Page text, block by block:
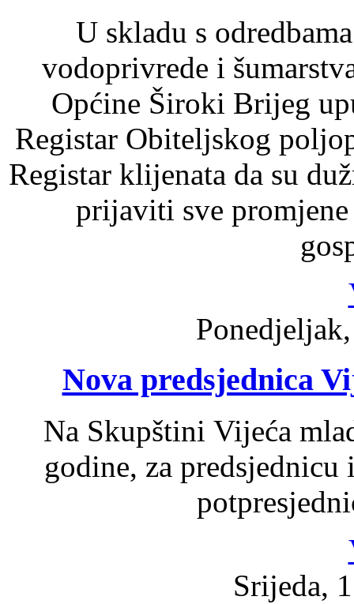
U skladu s
vodoprivrede i
Općine Široki Brijeg
Registar Obiteljskog
Registar klijenata da su
prijaviti sve
Nova predsjednica
Na Skupštini Vijeća
godine, za predsjednicu
Srijeda,